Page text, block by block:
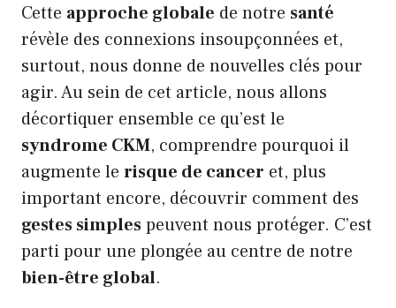
Cette approche globale de notre santé
révèle des connexions insoupçonnées et,
surtout, nous donne de nouvelles clés pour
agir. Au sein de cet article, nous allons
décortiquer ensemble ce qu’est le
syndrome CKM, comprendre pourquoi il
augmente le risque de cancer et, plus
important encore, découvrir comment des
gestes simplespeuvent nous protéger. C’est
parti pour une plongée au centre de notre
bien-être global.